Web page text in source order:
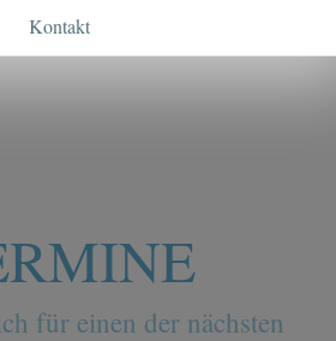
Kontakt
für einen der nächsten